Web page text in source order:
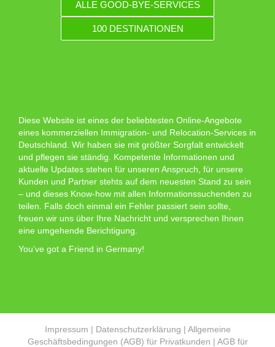
ALLE GOOD-BYE-SERVICES
100 DESTINATIONEN
Diese Website ist eines der beliebtesten Online-Angebote
eines kommerziellen Immigration- und Relocation-Services in
Deutschland. Wir haben sie mit größter Sorgfalt entwickelt
und pflegen sie ständig. Kompetente Informationen und
aktuelle Updates stehen für unseren Anspruch, für unsere
Kunden und Partner stehts auf dem neuesten Stand zu sein
– und dieses Know-how mit allen Informationssuchenden zu
teilen. Falls doch einmal ein Fehler passiert sein sollte,
freuen wir uns über Ihre Nachricht und versprechen Ihnen
eine umgehende Berichtigung.
You’ve got a Friend in Germany!
Impressum | Datenschutzerklärung | Allgemeine
Geschäftsbedingungen (AGB) für Privatkunden | AGB für